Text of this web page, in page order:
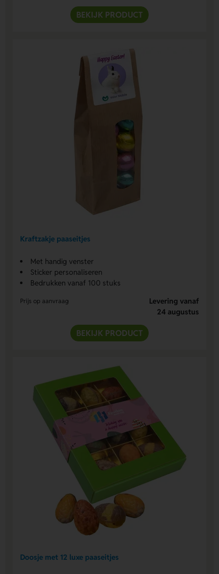
BEKIJK PRODUCT
Kraftzakje paaseitjes
Met handig venster
Sticker personaliseren
Bedrukken vanaf 100 stuks
Prijs op aanvraag
Levering vanaf
24 augustus
BEKIJK PRODUCT
Doosje met 12 luxe paaseitjes